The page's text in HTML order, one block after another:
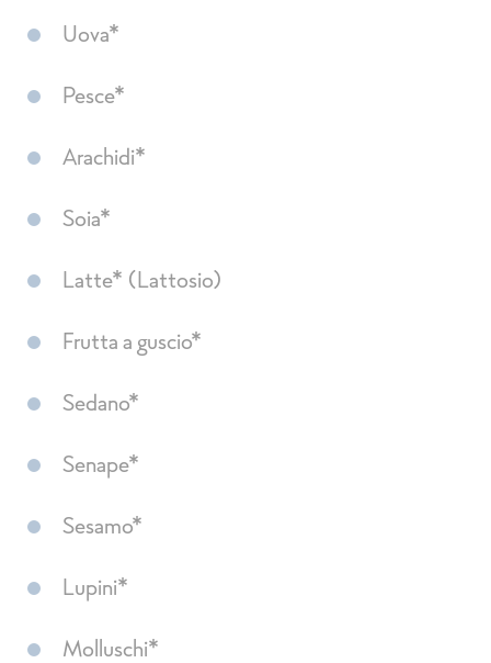
Uova*
Pesce*
Arachidi*
Soia*
Latte* (Lattosio)
Frutta a guscio*
Sedano*
Senape*
Sesamo*
Lupini*
Molluschi*